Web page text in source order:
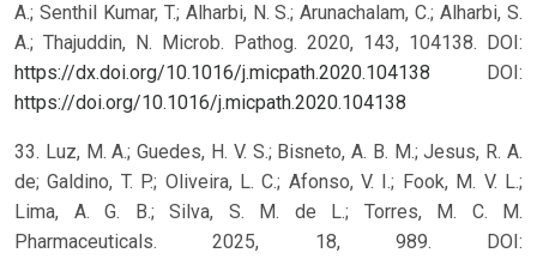
A.; Senthil Kumar, T.; Alharbi, N. S.; Arunachalam, C.; Alharbi, S.
A.; Thajuddin, N. Microb. Pathog. 2020, 143, 104138. DOI:
https://dx.doi.org/10.1016/j.micpath.2020.104138
DOI:
https://doi.org/10.1016/j.micpath.2020.104138
33. Luz, M. A.; Guedes, H. V. S.; Bisneto, A. B. M.; Jesus, R. A.
de; Galdino, T. P.; Oliveira, L. C.; Afonso, V. I.; Fook, M. V. L.;
Lima, A. G. B.; Silva, S. M. de L.; Torres, M. C. M.
Pharmaceuticals. 2025, 18, 989. DOI: